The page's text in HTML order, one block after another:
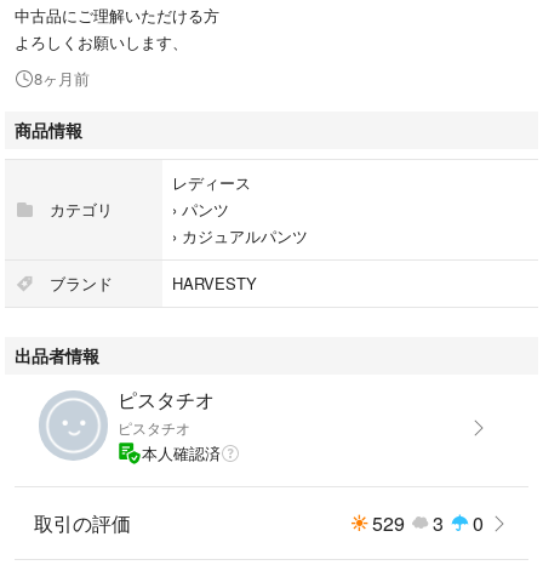
中古品にご理解いただける方
よろしくお願いします、
8ヶ月前
商品情報
カテゴリ
レディース
› パンツ
› カジュアルパンツ
ブランド HARVESTY
出品者情報
ピスタチオ
ピスタチオ
本人確認済
取引の評価 529 3 0